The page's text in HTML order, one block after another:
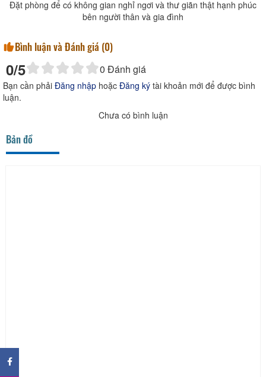
Đặt phòng để có không gian nghỉ ngơi và thư giãn thật hạnh phúc
bên người thân và gia đình
Bình luận và Đánh giá (0)
0/5 0 Đánh giá
Bạn cần phải Đăng nhập hoặc Đăng ký tài khoản mới để được bình
luận.
Chưa có bình luận
Bản đồ
×